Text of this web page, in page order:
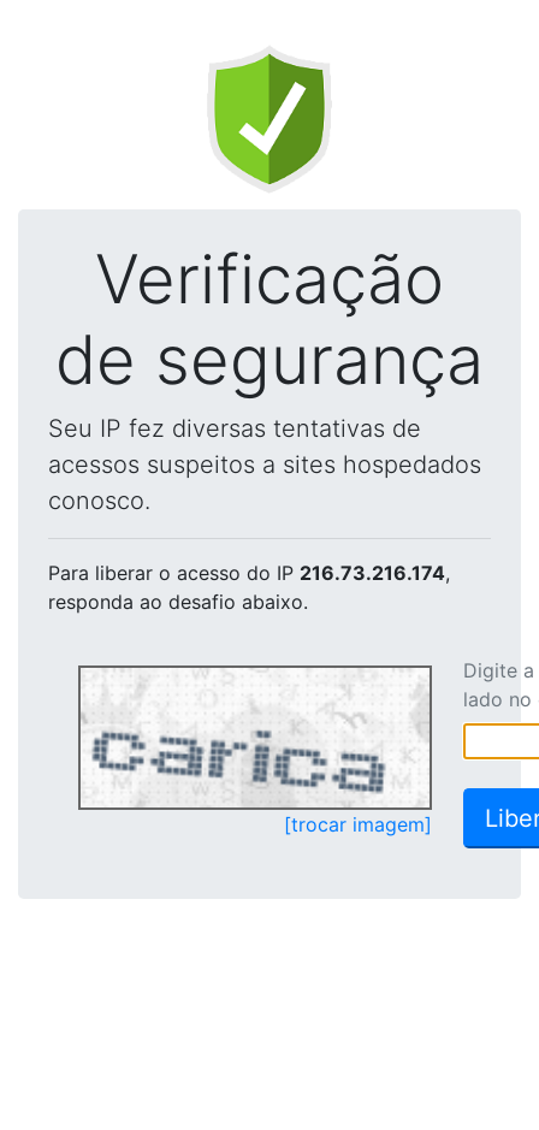
Verificação
de segurança
Seu IP fez diversas tentativas de
acessos suspeitos a sites hospedados
conosco.
Para liberar o acesso do IP 216.73.216.174,
responda ao desafio abaixo.
[trocar imagem]
Digite
lado no